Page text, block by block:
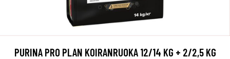
PURINA PRO PLAN KOIRANRUOKA 12/14 KG + 2/2,5 KG